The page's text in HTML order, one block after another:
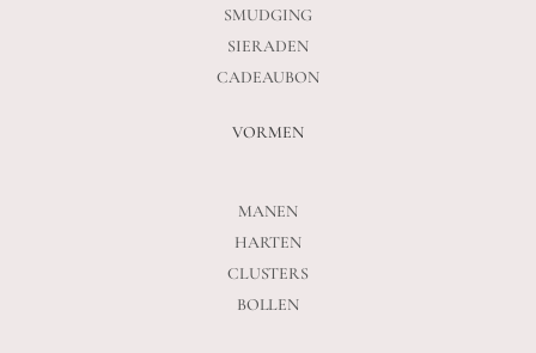
SMUDGING
SIERADEN
CADEAUBON
VORMEN
MANEN
HARTEN
CLUSTERS
BOLLEN